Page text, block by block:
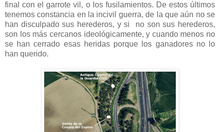
final con el garrote vil, o los fusilamientos. De estos últimos
tenemos constancia en la incivil guerra, de la que aún no se
han disculpado sus herederos, y si no son sus herederos,
son los más cercanos ideológicamente, y cuando menos no
se han cerrado esas heridas porque los ganadores no lo
han querido.